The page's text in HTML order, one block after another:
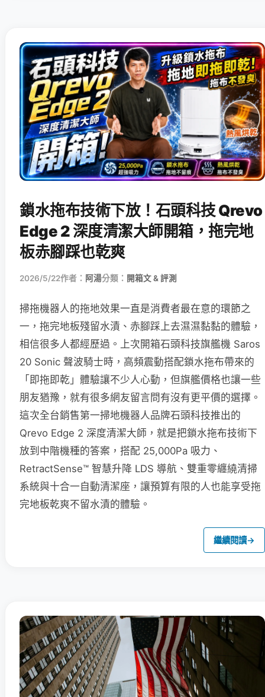
鎖水拖布技術下放！石頭科技 Qrevo
Edge 2 深度清潔大師開箱，拖完地
板赤腳踩也乾爽
2026/5/22作者： 阿湯分類： 開箱文 & 評測
掃拖機器人的拖地效果一直是消費者最在意的環節之
一，拖完地板殘留水漬、赤腳踩上去濕濕黏黏的體驗，
相信很多人都經歷過。上次開箱石頭科技旗艦機 Saros
20 Sonic 聲波騎士時，高頻震動搭配鎖水拖布帶來的
「即拖即乾」體驗讓不少人心動，但旗艦價格也讓一些
朋友猶豫，就有很多網友留言問有沒有更平價的選擇。
這次全台銷售第一掃地機器人品牌石頭科技推出的
Qrevo Edge 2 深度清潔大師，就是把鎖水拖布技術下
放到中階機種的答案，搭配 25,000Pa 吸力、
RetractSense™ 智慧升降 LDS 導航、雙重零纏繞清掃
系統與十合一自動清潔座，讓預算有限的人也能享受拖
完地板乾爽不留水漬的體驗。
繼續閱讀→